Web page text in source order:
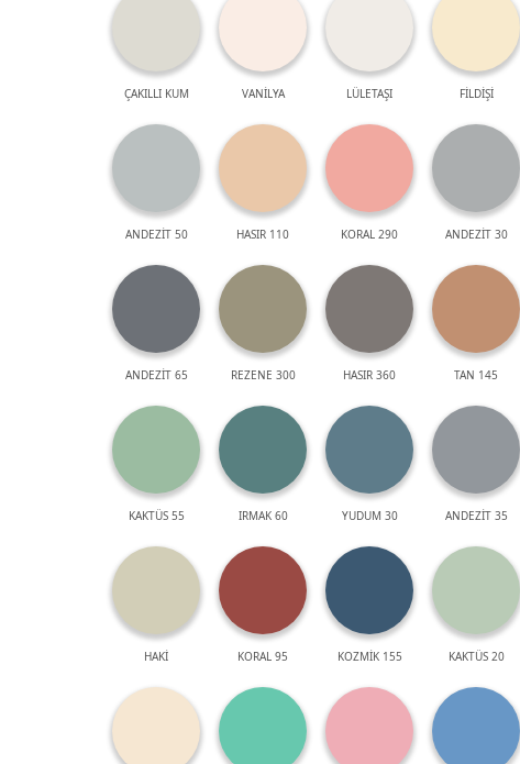
ÇAKILLI KUM VANİLYA LÜLETAŞI FİLDİŞİ
ANDEZİT 50 HASIR 110 KORAL 290 ANDEZİT 30
ANDEZİT 65 REZENE 300 HASIR 360 TAN 145
KAKTÜS 55 IRMAK 60 YUDUM 30 ANDEZİT 35
HAKİ KORAL 95 KOZMİK 155 KAKTÜS 20